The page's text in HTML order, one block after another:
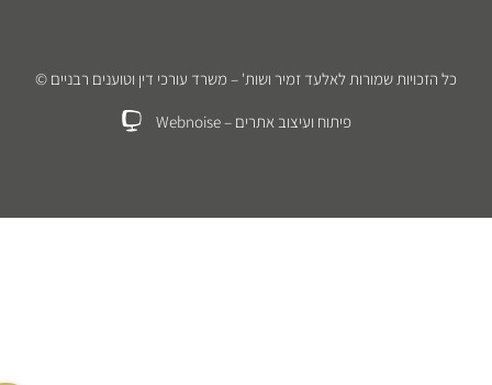
כל הזכויות שמורות לאלעד זמיר ושות' – משרד עורכי דין וטוענים רבניים ©
פיתוח ועיצוב אתרים – Webnoise